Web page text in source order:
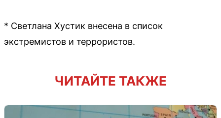
* Светлана Хустик внесена в список
экстремистов и террористов.
ЧИТАЙТЕ ТАКЖЕ